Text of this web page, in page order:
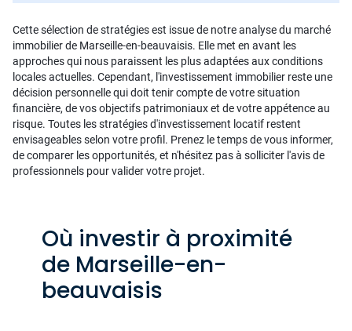
Cette sélection de stratégies est issue de notre analyse du marché
immobilier de Marseille-en-beauvaisis. Elle met en avant les
approches qui nous paraissent les plus adaptées aux conditions
locales actuelles. Cependant, l'investissement immobilier reste une
décision personnelle qui doit tenir compte de votre situation
financière, de vos objectifs patrimoniaux et de votre appétence au
risque. Toutes les stratégies d'investissement locatif restent
envisageables selon votre profil. Prenez le temps de vous informer,
de comparer les opportunités, et n'hésitez pas à solliciter l'avis de
professionnels pour valider votre projet.
Où investir à proximité
de Marseille-en-
beauvaisis